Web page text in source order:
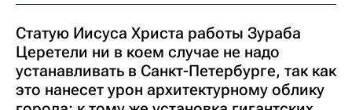
Статую Иисуса Христа работы Зураба
Церетели ни в коем случае не надо
устанавливать в Санкт-Петербурге, так как
это нанесет урон архитектурному облику